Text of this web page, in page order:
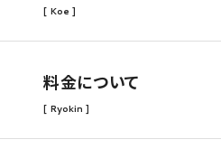
[ Koe ]
料金について
[ Ryokin ]